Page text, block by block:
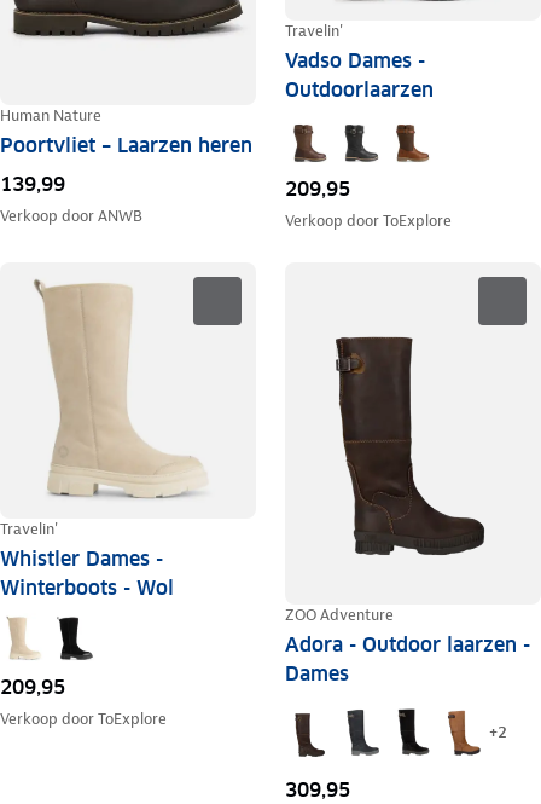
Human Nature
Poortvliet – Laarzen heren
139,99
Verkoop doorANWB
Travelin'
Vadso Dames -
Outdoorlaarzen
209,95
Verkoop doorToExplore
Travelin'
Whistler Dames -
Winterboots - Wol
209,95
Verkoop doorToExplore
ZOO Adventure
Adora - Outdoor laarzen -
Dames
+2
309,95